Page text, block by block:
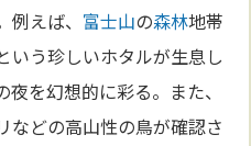
例えば、 富士山の森林地帯
いう珍しいホタルが生息し
夜を幻想的に彩る。また、
などの高山性の鳥が確認さ